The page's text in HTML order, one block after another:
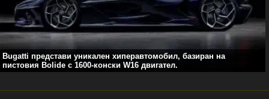
Bugatti представи уникален хиперавтомобил, базиран на
пистовия Bolide с 1600-конски W16 двигател.